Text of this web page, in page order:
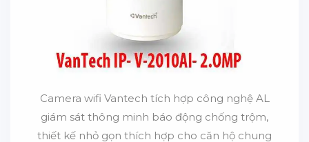
Camera wifi Vantech tích hợp công nghệ AL
giám sát thông minh báo động chống trộm,
thiết kế nhỏ gọn thích hợp cho căn hộ chung